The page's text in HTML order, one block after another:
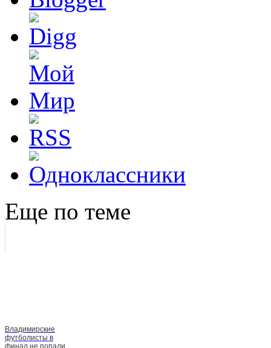
Еще по теме
Владимирские
футболисты в
финал не попали